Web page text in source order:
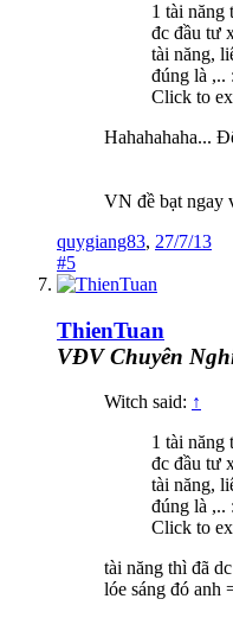
1 tài năng
đc đầu tư
tài năng,
đúng là ,..
Click to
Hahahahaha...
VN đề bạt ngay
quygiang83, 27/7/13
#5
ThienTuan
VĐV Chuyên
Witch said: ↑
1 tài năng
đc đầu tư
tài năng,
đúng là ,..
Click to
tài năng thì đã
lóe sáng đó anh